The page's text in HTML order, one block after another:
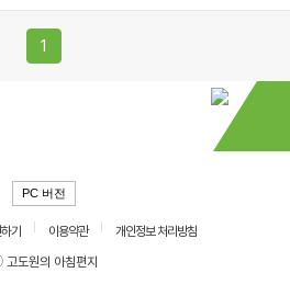
1
PC 버전
기 이용약관
개인정보 처리방침
도원의 아침편지